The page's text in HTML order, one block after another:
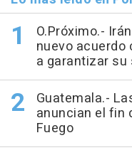
O.Próximo.-
nuevo acuerdo
a garantizar su
Guatemala.-
anuncian el fin
Fuego